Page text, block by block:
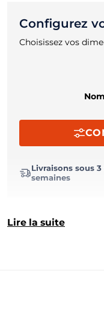
Lire la suite
Configurez
Choisissez vos
Livraisons sous 3
semaines